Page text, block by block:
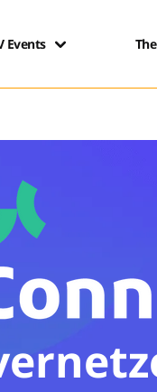
Events